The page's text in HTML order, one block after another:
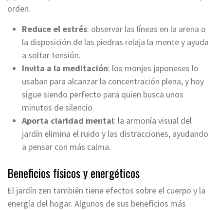
orden.
Reduce el estrés: observar las líneas en la arena o
la disposición de las piedras relaja la mente y ayuda
a soltar tensión.
Invita a la meditación: los monjes japoneses lo
usaban para alcanzar la concentración plena, y hoy
sigue siendo perfecto para quien busca unos
minutos de silencio.
Aporta claridad mental: la armonía visual del
jardín elimina el ruido y las distracciones, ayudando
a pensar con más calma.
Beneficios físicos y energéticos
El jardín zen también tiene efectos sobre el cuerpo y la
energía del hogar. Algunos de sus beneficios más